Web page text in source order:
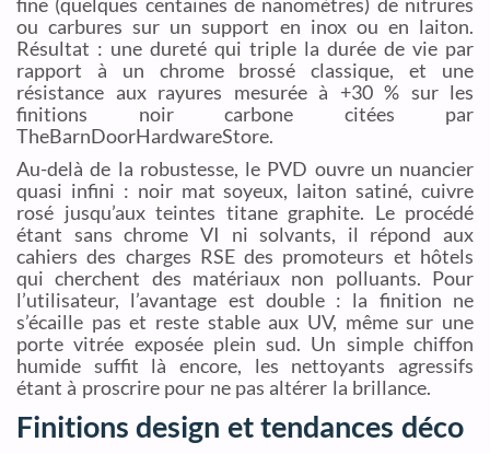
ou carbures sur un support en inox ou en laiton.
Résultat : une dureté qui triple la durée de vie par
rapport à un chrome brossé classique, et une
résistance aux rayures mesurée à +30 % sur les
finitions noir carbone citées par
TheBarnDoorHardwareStore.
Au-delà de la robustesse, le PVD ouvre un nuancier
quasi infini : noir mat soyeux, laiton satiné, cuivre
rosé jusqu’aux teintes titane graphite. Le procédé
étant sans chrome VI ni solvants, il répond aux
cahiers des charges RSE des promoteurs et hôtels
qui cherchent des matériaux non polluants. Pour
l’utilisateur, l’avantage est double : la finition ne
s’écaille pas et reste stable aux UV, même sur une
porte vitrée exposée plein sud. Un simple chiffon
humide suffit là encore, les nettoyants agressifs
étant à proscrire pour ne pas altérer la brillance.
Finitions design et tendances déco